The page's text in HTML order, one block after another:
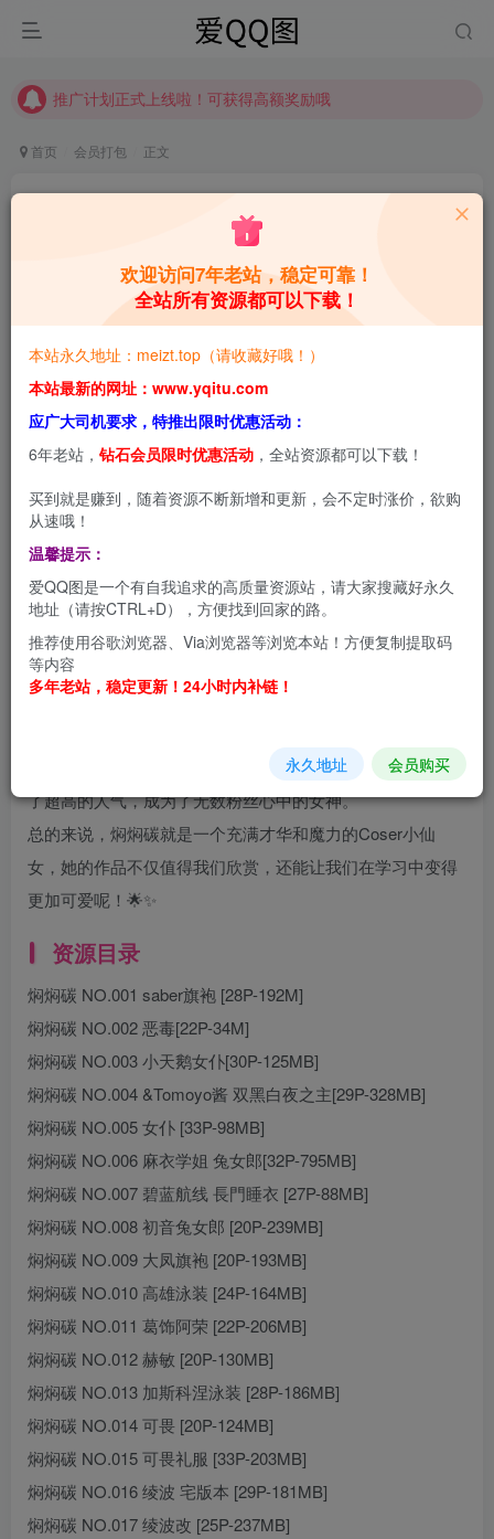
【请收藏】本站永久地址是 https://www.meizt.top
【请收藏】本站永久地址是 https://www.meizt.top
首页 会员打包 正文
1个月前更新
0 2.2W+
本站预览图进行了压缩和水印，原图无压缩，无本站水
2026-6-18，新增1套，共59套
在可爱的星球上，有一位超级萌的Coser小仙女，她的名字
叫焖焖碳！这位小宝贝的作品呀，简直就像是从童话世界里
搬出来的宝藏，每一件都闪耀着高质量和独特风格的光芒
哦！焖焖碳的小宇宙里有超多精彩角色，从动漫、游戏到小
说人物，她都能cos得萌萌哒。
焖焖碳的cosplay不仅仅是一场视觉的盛宴，更是一次心灵之
时也让我们更加深入地了解自己。这位小仙女在网络上收获
了超高的人气，成为了无数粉丝心中的女神。
总的来说，焖焖碳就是一个充满才华和魔力的Coser小仙
女，她的作品不仅值得我们欣赏，还能让我们在学习中变得
更加可爱呢！🌟✨
资源目录
焖焖碳 NO.001 saber旗袍 [28P-192M]
焖焖碳 NO.002 恶毒[22P-34M]
焖焖碳 NO.003 小天鹅女仆[30P-125MB]
焖焖碳 NO.004 &Tomoyo酱 双黑白夜之主[29P-328MB]
焖焖碳 NO.005 女仆 [33P-98MB]
焖焖碳 NO.006 麻衣学姐 兔女郎[32P-795MB]
焖焖碳 NO.007 碧蓝航线 長門睡衣 [27P-88MB]
焖焖碳 NO.008 初音兔女郎 [20P-239MB]
焖焖碳 NO.009 大凤旗袍 [20P-193MB]
焖焖碳 NO.010 高雄泳装 [24P-164MB]
焖焖碳 NO.011 葛饰阿荣 [22P-206MB]
焖焖碳 NO.012 赫敏 [20P-130MB]
焖焖碳 NO.013 加斯科涅泳装 [28P-186MB]
焖焖碳 NO.014 可畏 [20P-124MB]
焖焖碳 NO.015 可畏礼服 [33P-203MB]
焖焖碳 NO.016 绫波 宅版本 [29P-181MB]
焖焖碳 NO.017 绫波改 [25P-237MB]
欢迎访问7年老站，稳定可靠！
全站所有资源都可以下载！
本站永久地址：meizt.top（请收藏好哦！）
本站最新的网址：www.yqitu.com
应广大司机要求，特推出限时优惠活动：
6年老站， 钻石会员限时优惠活动 ，全站资源都可以下载！
买到就是赚到，随着资源不断新增和更新，会不定时涨价，欲购
从速哦！
温馨提示：
爱QQ图是一个有自我追求的高质量资源站，请大家搜藏好永久
地址（请按CTRL+D），方便找到回家的路。
推荐使用谷歌浏览器、Via浏览器等浏览本站！方便复制提取码
等内容
多年老站，稳定更新！24小时内补链！
永久地址 会员购买